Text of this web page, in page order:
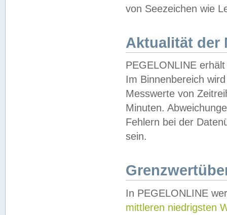
von Seezeichen wie
Aktualität der
PEGELONLINE
Im Binnenbereich
Messwerte von
Minuten.
Fehlern bei der
sein.
In PEGELONLINE
mittleren niedrigsten